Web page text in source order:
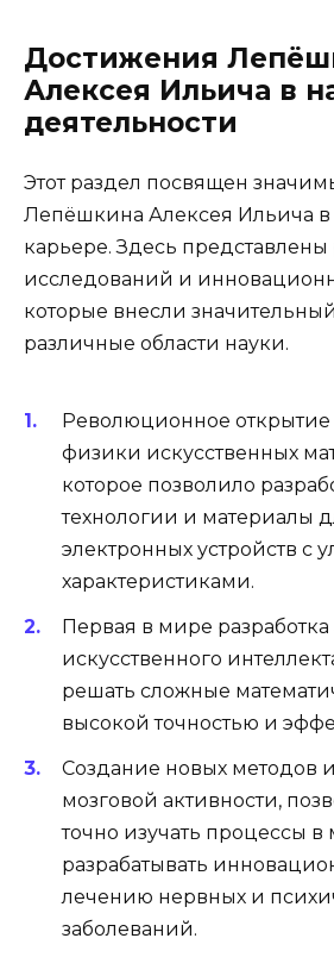
Достижения
Алексея Ильича в
деятельности
Этот раздел посвящен
Лепёшкина Алексея Ильича в
карьере. Здесь представлены
исследований и
которые внесли
различные области науки.
Революционное открытие
физики искусственных
которое позволило
технологии и материалы
электронных устройств с
характеристиками.
Первая в мире разработка
искусственного
решать сложные
высокой точностью и
Создание новых методов
мозговой активности,
точно изучать процессы в
разрабатывать
лечению нервных и
заболеваний.